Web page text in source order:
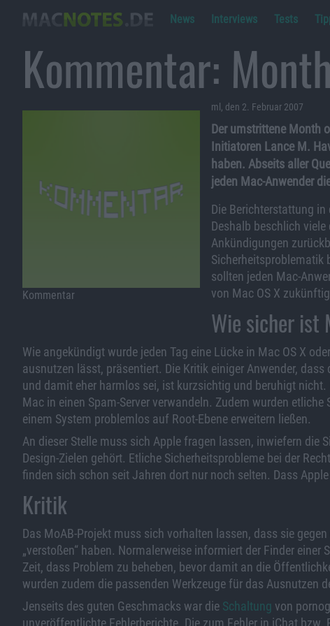
News Interviews Tests
Kommentar:
ml, den 2. Februar 2007
Kommentar
Der umstrittene Month
Initiatoren Lance M.
haben. Abseits aller
jeden Mac-Anwender
Die Berichterstattung
Deshalb beschlich
Ankündigungen
Sicherheitsproblematik
sollten jeden Mac-
von Mac OS X
Wie sicher ist
Wie angekündigt wurde jeden Tag eine Lücke in Mac OS X
ausnutzen lässt, präsentiert. Die Kritik einiger Anwender,
und damit eher harmlos sei, ist kurzsichtig und beruhigt
Mac in einen Spam-Server verwandeln. Zudem wurden
einem System problemlos auf Root-Ebene erweitern ließen.
An dieser Stelle muss sich Apple fragen lassen, inwiefern die
Design-Zielen gehört. Etliche Sicherheitsprobleme bei der
finden sich schon seit Jahren dort nur noch selten. Dass
Kritik
Das MoAB-Projekt muss sich vorhalten lassen, dass sie
„verstoßen“ haben. Normalerweise informiert der Finder
Zeit, dass Problem zu beheben, bevor damit an die
wurden zudem die passenden Werkzeuge für das Ausnutzen
Jenseits des guten Geschmacks war die Schaltung von
unveröffentlichte Fehlerberichte. Die zum Fehler in iChat bzw.